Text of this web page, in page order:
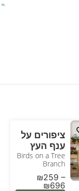
ציפורים על
ענף העץ
Birds on a Tree
Branch
₪259 –
₪696